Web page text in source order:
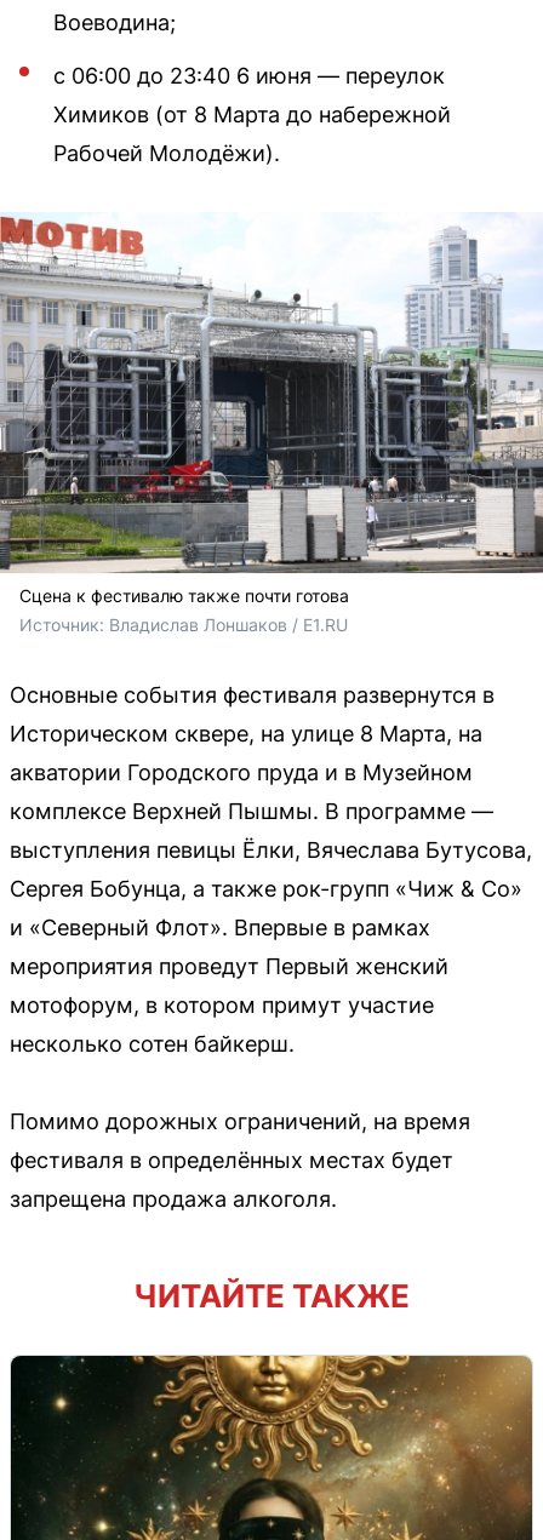
Воеводина;
с 06:00 до 23:40 6 июня — переулок
Химиков (от 8 Марта до набережной
Рабочей Молодёжи).
Сцена к фестивалю также почти готова
Источник: Владислав Лоншаков / E1.RU
Основные события фестиваля развернутся в
Историческом сквере, на улице 8 Марта, на
акватории Городского пруда и в Музейном
комплексе Верхней Пышмы. В программе —
выступления певицы Ёлки, Вячеслава Бутусова,
Сергея Бобунца, а также рок-групп «Чиж & Co»
и «Северный Флот». Впервые в рамках
мероприятия проведут Первый женский
мотофорум, в котором примут участие
несколько сотен байкерш.
Помимо дорожных ограничений, на время
фестиваля в определённых местах будет
запрещена продажа алкоголя.
ЧИТАЙТЕ ТАКЖЕ